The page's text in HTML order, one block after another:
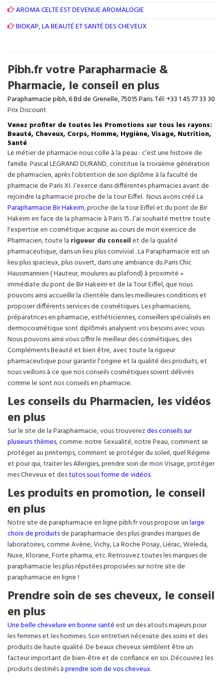
AROMA CELTE EST DEVENUE AROMALOGIE
BIOKAP, LA BEAUTÉ ET SANTÉ DES CHEVEUX
Pibh.fr votre Parapharmacie &
Pharmacie, le conseil en plus
Parapharmacie pibh, 6 Bd de Grenelle, 75015 Paris. Tél: +33 1 45 77 33 30
Prix Discount
Venez profiter de toutes les Promotions sur tous les rayons:
Beauté, Cheveux, Corps, Homme, Hygiène, Visage, Nutrition,
Santé
Le métier de pharmacie nous colle à la peau : c’est une histoire de
famille. Pascal LEGRAND DURAND, constitue la troisième génération
de pharmacien, après l'obtention de son diplôme à la faculté de
pharmacie de Paris XI. J’exerce dans différentes pharmacies avant de
rejoindre la pharmacie proche de la tour Eiffel. Nous avons créé La
Parapharmacie Bir Hakeim, proche de la tourEiffelet du pont de Bir
Hakeim en face de la pharmacie à Paris 15. J’ai souhaité mettre toute
l'expertise en cosmétique acquise au cours de mon exercice de
Pharmacien, toute la rigueur du conseilet de la qualité
pharmaceutique, dans un lieu plus convivial . La Parapharmacie est un
lieu plus spacieux, plus ouvert, dans une ambiance du Paris Chic
Haussmannien ( Hauteur, moulures au plafond) à proximité »
immédiate du pont de Bir Hakeim et de la Tour Eiffel, que nous
pouvons ainsi accueillir la clientèle dans les meilleures conditions et
proposer différents services de cosmétiques. Les pharmaciens,
préparatrices en pharmacie, esthéticiennes, conseillers spécialisés en
dermocosmétique sont diplômés analysent vos besoins avec vous.
Nous pouvons ainsi vous offrir le meilleur des cosmétiques, des
Compléments Beauté et bien être, avec toute la rigueur
pharmaceutique pour garantir l'origine et la qualité des produits, et
nous veillons à ce que nos conseils cosmétiques soient délivrés
comme le sont nos conseils en pharmacie.
Les conseils du Pharmacien, les vidéos
en plus
Sur le site de la Parapharmacie, vous trouverezdes conseils sur
plusieurs thèmes, comme: notre Sexualité, notre Peau, comment se
protéger au printemps, comment se protéger du soleil, quel Régime
et pour qui, traiter les Allergies, prendre soin de mon Visage, protéger
mes Cheveux et destutos sous forme de vidéos.
Les produits en promotion, le conseil
en plus
Notre site de parapharmacie en ligne pibh.fr vous propose unlarge
choix de produitsde parapharmacie des plus grandes marques de
laboratoires, comme Avène, Vichy, La Roche Posay, Liérac, Weleda,
Nuxe, Klorane, Forte pharma, etc. Retrouvez toutes les marques de
parapharmacie les plus réputées proposées sur notre site de
parapharmacie en ligne !
Prendre soin de ses cheveux, le conseil
en plus
Une belle chevelure en bonne santéest un des atouts majeurs pour
les femmes et les hommes. Son entretien nécessite des soins et des
produits de haute qualité. De beaux cheveux semblent être un
facteur important de bien-être et de confiance en soi. Découvrez les
produits destinés àprendre soin de vos cheveux.